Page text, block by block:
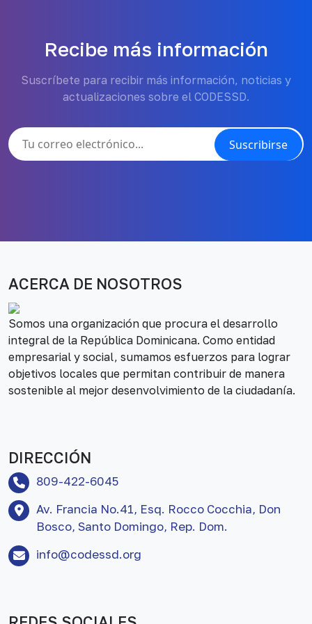
Recibe más información
Suscríbete para recibir más información, noticias y
actualizaciones sobre el CODESSD.
Suscribirse
ACERCA DE NOSOTROS
Somos una organización que procura el desarrollo
integral de la República Dominicana. Como entidad
empresarial y social, sumamos esfuerzos para lograr
objetivos locales que permitan contribuir de manera
sostenible al mejor desenvolvimiento de la ciudadanía.
DIRECCIÓN
809-422-6045
Av. Francia No.41, Esq. Rocco Cocchia, Don
Bosco, Santo Domingo, Rep. Dom.
info@codessd.org